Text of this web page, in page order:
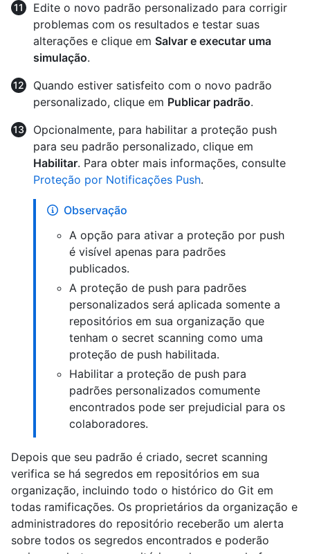
Edite o novo padrão personalizado para corrigir
problemas com os resultados e testar suas
alterações e clique em Salvar e executar uma
simulação.
Quando estiver satisfeito com o novo padrão
personalizado, clique em Publicar padrão.
Opcionalmente, para habilitar a proteção push
para seu padrão personalizado, clique em
Habilitar. Para obter mais informações, consulte
Proteção por Notificações Push.
Observação
A opção para ativar a proteção por push
é visível apenas para padrões
publicados.
A proteção de push para padrões
personalizados será aplicada somente a
repositórios em sua organização que
tenham o secret scanning como uma
proteção de push habilitada.
Habilitar a proteção de push para
padrões personalizados comumente
encontrados pode ser prejudicial para os
colaboradores.
Depois que seu padrão é criado, secret scanning
verifica se há segredos em repositórios em sua
organização, incluindo todo o histórico do Git em
todas ramificações. Os proprietários da organização e
administradores do repositório receberão um alerta
sobre todos os segredos encontrados e poderão